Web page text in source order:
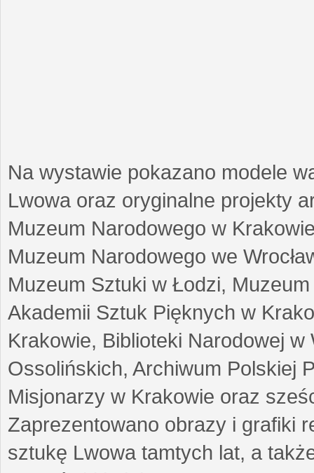
Na wystawie pokazano modele
Lwowa oraz oryginalne projekty
Muzeum Narodowego w
Muzeum Narodowego we
Muzeum Sztuki w Łodzi,
Akademii Sztuk Pięknych w
Krakowie, Biblioteki Narodowej
Ossolińskich, Archiwum Polskiej
Misjonarzy w Krakowie oraz
Zaprezentowano obrazy i grafiki
sztukę Lwowa tamtych lat, a